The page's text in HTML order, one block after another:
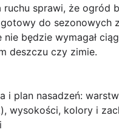
ruchu sprawi, że ogród
do sezonowych
nie będzie wymagał
deszczu czy zimie.
i plan nasadzeń:
wysokości, kolory i